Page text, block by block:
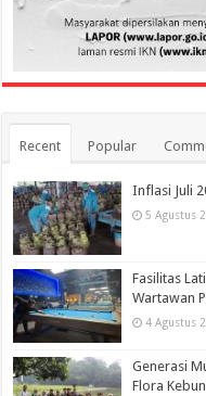
Recent Popular
Inflasi Juli
5 Agustus
Fasilitas
Wartawan
4 Agustus
Generasi
Flora